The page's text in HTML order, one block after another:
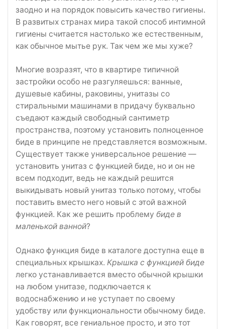
заодно и на порядок повысить качество гигиены.
В развитых странах мира такой способ интимной
гигиены считается настолько же естественным,
как обычное мытье рук. Так чем же мы хуже?
Многие возразят, что в квартире типичной
застройки особо не разгуляешься: ванные,
душевые кабины, раковины, унитазы со
стиральными машинами в придачу буквально
съедают каждый свободный сантиметр
пространства, поэтому установить полноценное
биде в принципе не представляется возможным.
Существует также универсальное решение —
установить унитаз с функцией биде, но и он не
всем подходит, ведь не каждый решится
выкидывать новый унитаз только потому, чтобы
поставить вместо него новый с этой важной
функцией. Как же решить проблему биде в
маленькой ванной?
Однако функция биде в каталоге доступна еще в
специальных крышках. Крышка с функцией биде
легко устанавливается вместо обычной крышки
на любом унитазе, подключается к
водоснабжению и не уступает по своему
удобству или функциональности обычному биде.
Как говорят, все гениальное просто, и это тот